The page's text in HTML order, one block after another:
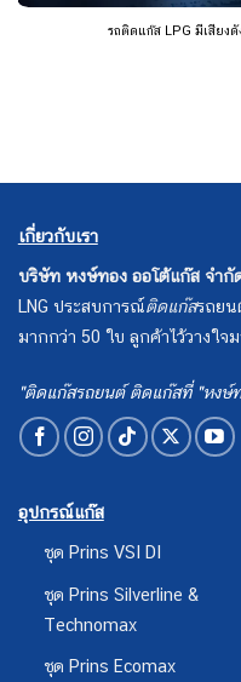
รถติดแก๊ส LPG มีเสียง
เกี่ยวกับเรา
บริษัท หงษ์ทอง ออโต้แก๊ส จำกั
LNG ประสบการณ์ติดแก๊สรถยน
มากกว่า 50 ใบ ลูกค้าไว้วางใจ
"ติดแก๊สรถยนต์ ติดแก๊สที่ "หงษ์
อุปกรณ์แก๊ส
ชุด Prins VSI DI
ชุด Prins Silverline &
Technomax
ชุด Prins Ecomax